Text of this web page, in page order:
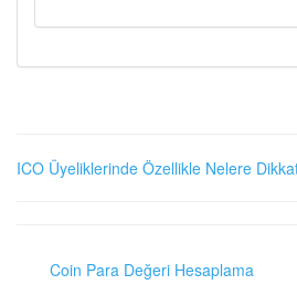
ICO Üyeliklerinde Özellikle Nelere
Coin Para Değeri Hesaplama